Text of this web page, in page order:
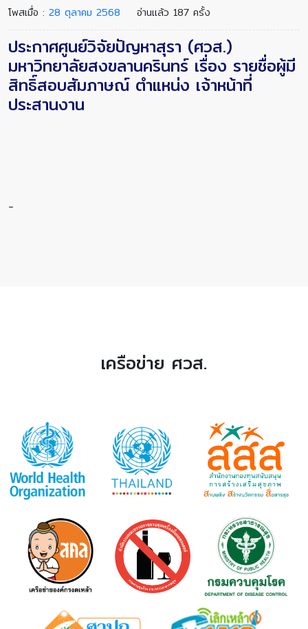
โพสเมื่อ : 28 ตุลาคม 2568 อ่านแล้ว 187 ครั้ง
ประกาศศูนย์วิจัยปัญหาสุรา (ศวส.)
มหาวิทยาลัยสงขลานครินทร์ เรื่อง รายชื่อผู้มี
สิทธิ์สอบสัมภาษณ์ ตำแหน่ง เจ้าหน้าที่
ประสานงาน
-
เครือข่าย ศวส.